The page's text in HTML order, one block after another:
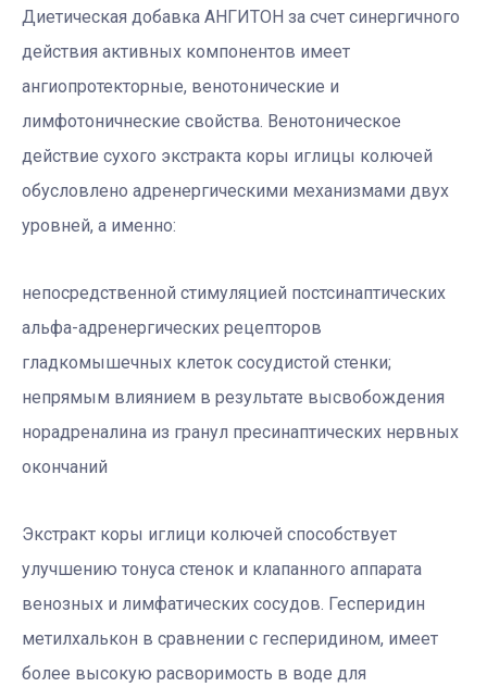
Диетическая добавка АНГИТОН за счет синергичного
действия активных компонентов имеет
ангиопротекторные, венотонические и
лимфотоничнеские свойства. Венотоническое
действие сухого экстракта коры иглицы колючей
обусловлено адренергическими механизмами двух
уровней, а именно:
непосредственной стимуляцией постсинаптических
альфа-адренергических рецепторов
гладкомышечных клеток сосудистой стенки;
непрямым влиянием в результате высвобождения
норадреналина из гранул пресинаптических нервных
окончаний
Экстракт коры иглици колючей способствует
улучшению тонуса стенок и клапанного аппарата
венозных и лимфатических сосудов. Гесперидин
метилхалькон в сравнении с гесперидином, имеет
более высокую расворимость в воде для